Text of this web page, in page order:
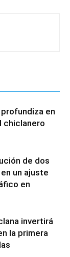
profundiza en
chiclanero
de dos
un ajuste
en
invertirá
la primera